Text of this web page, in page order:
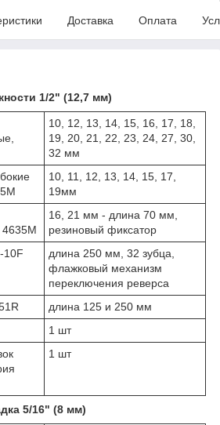
Доставка Оплата
ности 1/2" (12,7 мм)
10, 12, 13, 14, 15, 16, 17, 18,
19, 20, 21, 22, 23, 24, 27, 30,
32 мм
10, 11, 12, 13, 14, 15, 17,
19мм
16, 21 мм - длина 70 мм,
резиновый фиксатор
10F
длина 250 мм, 32 зубца,
флажковый механизм
переключения реверса
длина 125 и 250 мм
1 шт
1 шт
5/16" (8 мм)